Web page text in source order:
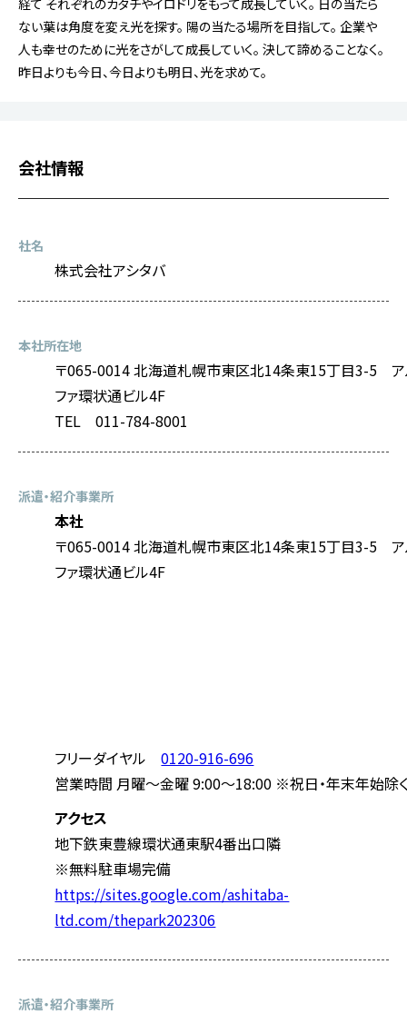
ない葉は角度を変え光を探す。 陽の当たる場所を目指して。 企業や
人も幸せのために光をさがして成長していく。 決して諦めることなく。
昨日よりも今日、今日よりも明日、光を求めて。
会社情報
社名
株式会社アシタバ
本社所在地
〒065-0014 北海道札幌市東区北14条東15丁目3-5
ファ環状通ビル4F
TEL 011-784-8001
派遣・紹介事業所
本社
〒065-0014 北海道札幌市東区北14条東15丁目3-5
ファ環状通ビル4F
フリーダイヤル0120-916-696
営業時間 月曜～金曜 9:00～18:00 ※祝日・年末年始除
アクセス
地下鉄東豊線環状通東駅4番出口隣
※無料駐車場完備
https://sites.google.com/ashitaba-
ltd.com/thepark202306
派遣・紹介事業所